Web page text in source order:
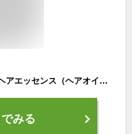
【anillo日本公式】ロージーナイト リペアヘアエッセンス（ヘアオイル）韓国ヘア 修復 集中ケア 濃密 ローズ バラ 薔薇 香り ヘアケア コーティング パフューム ツヤ 敏感肌 人気 女性 ギフト プレゼント ギフト 高級感 誕生日 韓国コスメ アニーロ
みる